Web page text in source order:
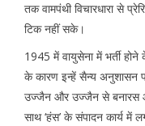
तक वामपंथी विचारधारा से
टिक नहीं सके।
1945 में वायुसेना में भर्ती
के कारण इन्हें सैन्य अनुशासन
उज्जैन और उज्जैन से बनारस
साथ ‘हंस’ के संपादन कार्य में